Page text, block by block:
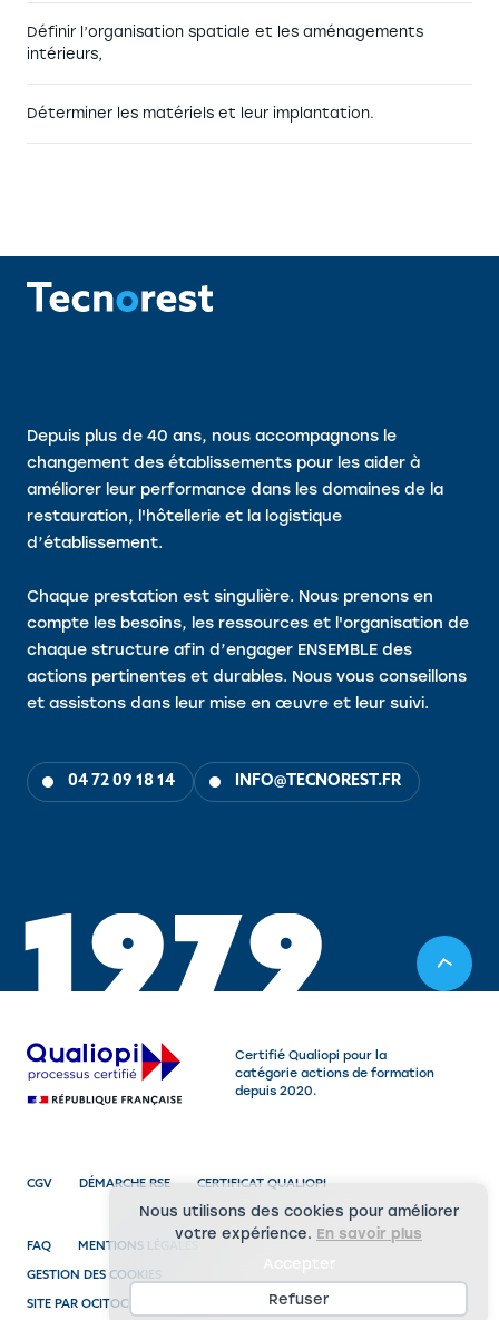
Nous utilisons des cookies pour améliorer
votre expérience. En savoir plus
Refuser
Définir l’organisation spatiale et les aménagements
intérieurs,
Déterminer les matériels et leur implantation.
Depuis plus de 40 ans, nous accompagnons le
changement des établissements pour les aider à
améliorer leur performance dans les domaines de la
restauration, l'hôtellerie et la logistique
d’établissement.
Chaque prestation est singulière. Nous prenons en
compte les besoins, les ressources et l'organisation de
chaque structure afin d’engager ENSEMBLE des
actions pertinentes et durables. Nous vous conseillons
et assistons dans leur mise en œuvre et leur suivi.
04 72 09 18 14 INFO@TECNOREST.FR
1979
Certifié Qualiopi pour la
catégorie actions de formation
depuis 2020.
CGV DÉMARCHE RSE CERTIFICAT QUALIOPI
FAQ MENTIONS LÉGALES
GESTION DES COOKIES
SITE PAR OCITOCINE